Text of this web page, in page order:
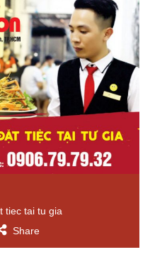
tiec tai tu gia
Share